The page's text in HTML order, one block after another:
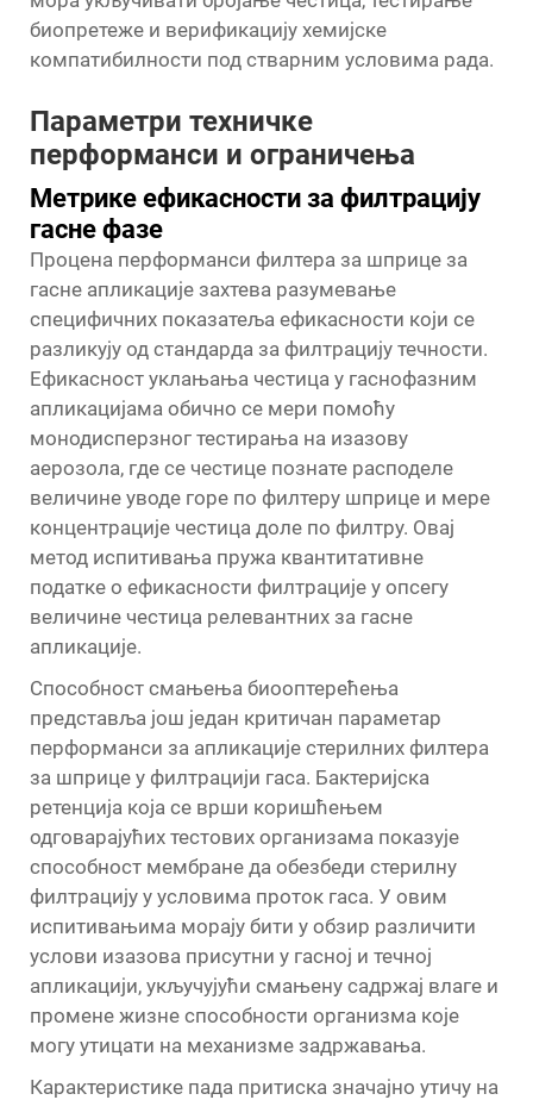
биопретеже и верификацију хемијске
компатибилности под стварним условима рада.
Параметри техничке
перформанси и ограничења
Метрике ефикасности за филтрацију
гасне фазе
Процена перформанси филтера за шприце за
гасне апликације захтева разумевање
специфичних показатеља ефикасности који се
разликују од стандарда за филтрацију течности.
Ефикасност уклањања честица у гаснофазним
апликацијама обично се мери помоћу
монодисперзног тестирања на изазову
аерозола, где се честице познате расподеле
величине уводе горе по филтеру шприце и мере
концентрације честица доле по филтру. Овај
метод испитивања пружа квантитативне
податке о ефикасности филтрације у опсегу
величине честица релевантних за гасне
апликације.
Способност смањења биооптерећења
представља још један критичан параметар
перформанси за апликације стерилних филтера
за шприце у филтрацији гаса. Бактеријска
ретенција која се врши коришћењем
одговарајућих тестових организама показује
способност мембране да обезбеди стерилну
филтрацију у условима проток гаса. У овим
испитивањима морају бити у обзир различити
услови изазова присутни у гасној и течној
апликацији, укључујући смањену садржај влаге и
промене жизне способности организма које
могу утицати на механизме задржавања.
Карактеристике пада притиска значајно утичу на